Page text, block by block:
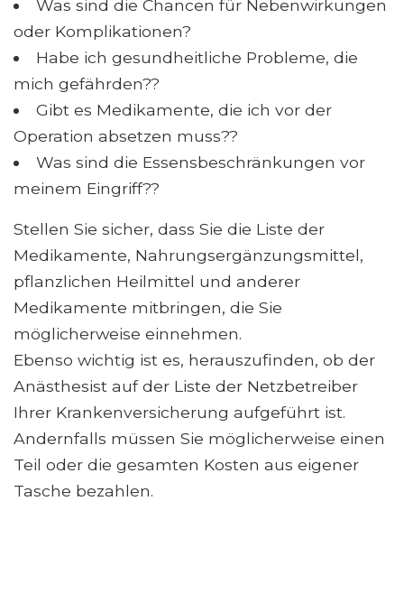
Was sind die Chancen für Nebenwirkungen
oder Komplikationen?
Habe ich gesundheitliche Probleme, die
mich gefährden??
Gibt es Medikamente, die ich vor der
Operation absetzen muss??
Was sind die Essensbeschränkungen vor
meinem Eingriff??
Stellen Sie sicher, dass Sie die Liste der
Medikamente, Nahrungsergänzungsmittel,
pflanzlichen Heilmittel und anderer
Medikamente mitbringen, die Sie
möglicherweise einnehmen.
Ebenso wichtig ist es, herauszufinden, ob der
Anästhesist auf der Liste der Netzbetreiber
Ihrer Krankenversicherung aufgeführt ist.
Andernfalls müssen Sie möglicherweise einen
Teil oder die gesamten Kosten aus eigener
Tasche bezahlen.